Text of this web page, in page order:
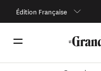
Édition Française